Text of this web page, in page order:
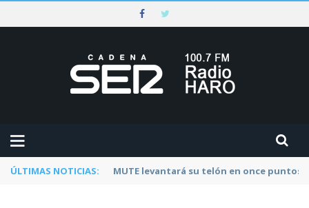
ÚLTIMAS NOTICIAS: Rescatado un ciclista accidentado en un